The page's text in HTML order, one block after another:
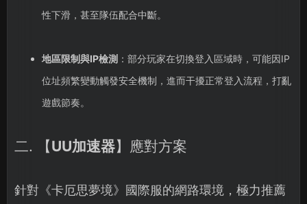
性下滑，甚至隊伍配合中斷。
地區限制與IP檢測 ：部分玩家在切換登入區域時，可能因IP
位址頻繁變動觸發安全機制，進而干擾正常登入流程，打亂
遊戲節奏。
二. 【UU加速器】應對方案
針對《卡厄思夢境》國際服的網路環境，極力推薦